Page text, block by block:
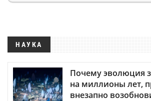
НАУКА
Почему эволюция
на миллионы лет,
внезапно